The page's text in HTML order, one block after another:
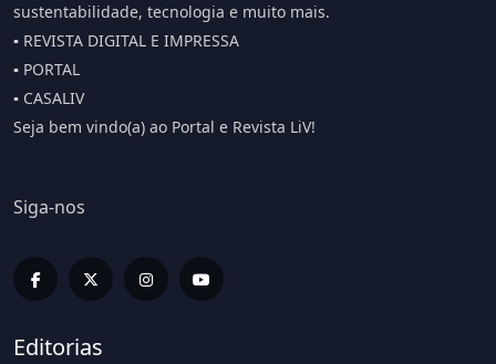
sustentabilidade, tecnologia e muito mais.
▪️ REVISTA DIGITAL E IMPRESSA
▪️ PORTAL
▪️ CASALIV
Seja bem vindo(a) ao Portal e Revista LiV!
Siga-nos
Editorias